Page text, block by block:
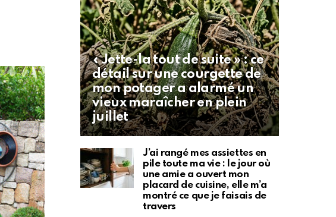
« Jette-la tout de suite » : ce
détail sur une courgette de
mon potager a alarmé un
vieux maraîcher en plein
juillet
J’ai rangé mes assiettes en
pile toute ma vie : le jour où
une amie a ouvert mon
placard de cuisine, elle m’a
montré ce que je faisais de
travers